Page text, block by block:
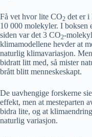
Få vet hvor lite CO2 det er i
10 000 molekyler. I boksen
siden var det 3 CO2-
klimamodellene hevder at
naturlig klimavariasjon.
bidratt litt med, så mister
brått blitt menneskeskapt.
De uavhengige forskerne
effekt, men at mesteparten
bidra lite, og at
naturlig variasjon.